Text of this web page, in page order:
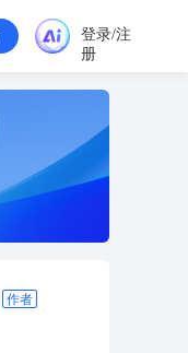
登录/注
册
作者